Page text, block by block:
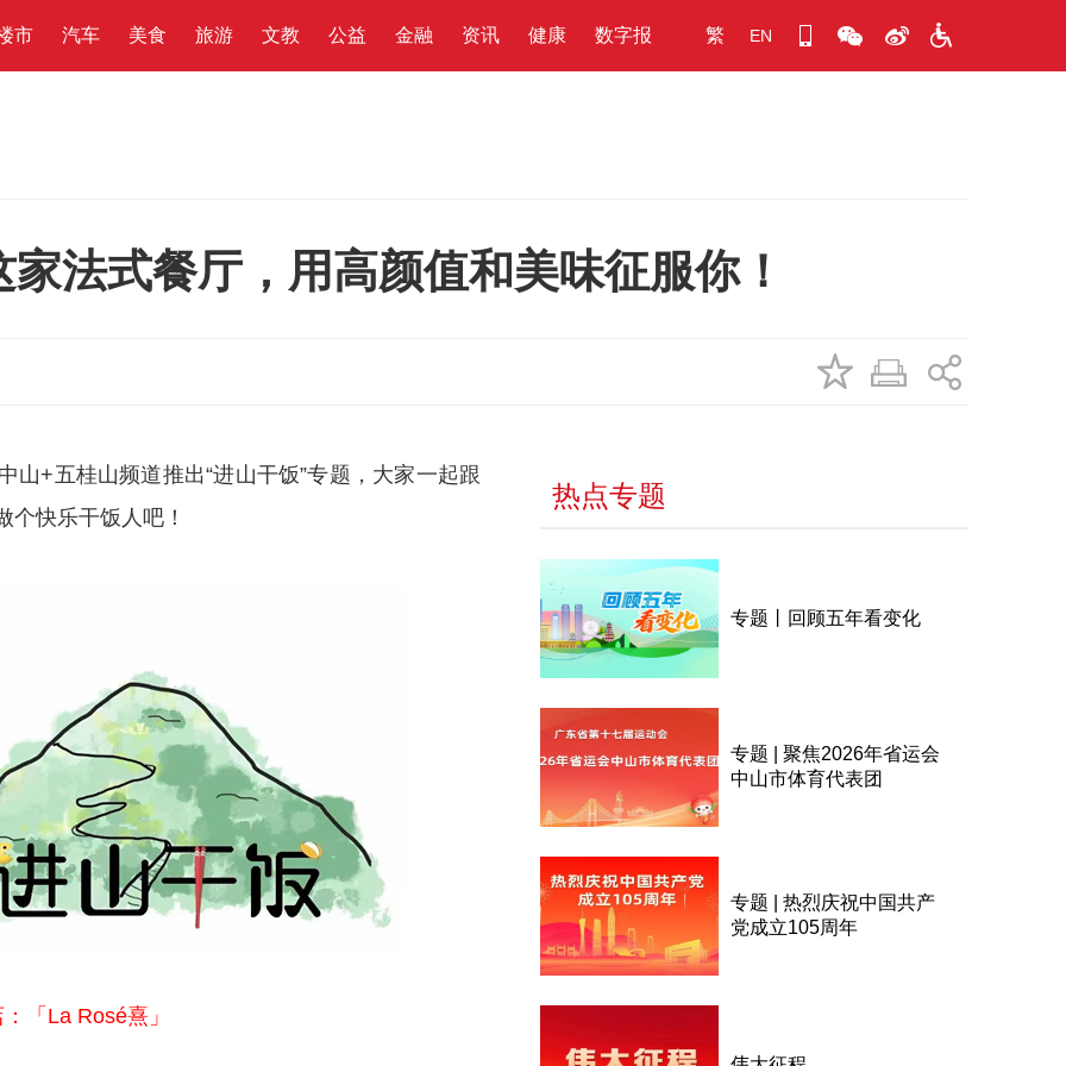
市 汽车 美食 旅游 文教 公益 金融 资讯 健康 数字报 繁 EN
法式餐厅，用高颜值和美味征服你！
山+五桂山频道推出“进山干饭”专题，大家一起跟
快乐干饭人吧！
「La Rosé熹」
热点专题
专题丨回顾五年看变化
专题 | 聚焦2026年省运会
中山市体育代表团
专题 | 热烈庆祝中国共产
党成立105周年